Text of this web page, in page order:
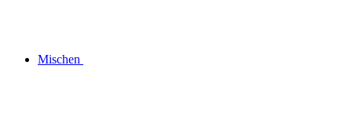
Mischen